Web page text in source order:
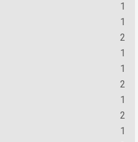
1
1
2
1
1
2
1
2
1